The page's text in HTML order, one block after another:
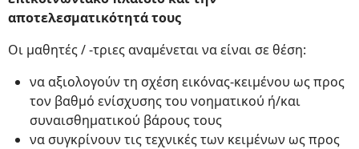
αποτελεσματικότητά τους
Οι μαθητές / -τριες αναμένεται να είναι σε θέση:
να αξιολογούν τη σχέση εικόνας-κειμένου ως προς
τον βαθμό ενίσχυσης του νοηματικού ή/και
συναισθηματικού βάρους τους
να συγκρίνουν τις τεχνικές των κειμένων ως προς